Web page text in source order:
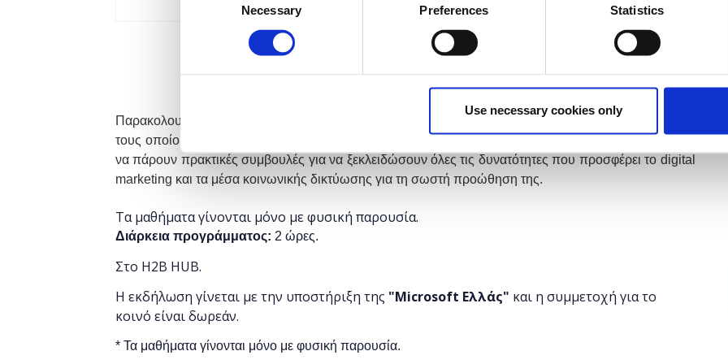
Necessary Preferences Statistics
Use necessary cookies only
έχει λήξει.
Παρακολουθώντας το συγκεκριμένο σεμινάριο, οι ενδιαφερόμενοι θα γνωρίσουν τους τρόπους με
τους οποίους μπορούν να αυξήσουν την επισκεψιμότητα μιας εκπαιδευτικής ιστοσελίδας ή blog και
να πάρουν πρακτικές συμβουλές για να ξεκλειδώσουν όλες τις δυνατότητες που προσφέρει το digital
marketing και τα μέσα κοινωνικής δικτύωσης για τη σωστή προώθηση της.
Τα μαθήματα γίνονται μόνο με φυσική παρουσία.
Διάρκεια προγράμματος: 2 ώρες.
Στο H2B HUB.
Η εκδήλωση γίνεται με την υποστήριξη της "Microsoft Ελλάς" και η συμμετοχή για το
κοινό είναι δωρεάν.
* Τα μαθήματα γίνονται μόνο με φυσική παρουσία.